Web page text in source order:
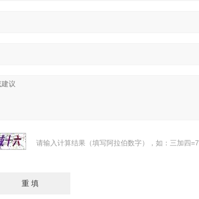
请输入计算结果（填写阿拉伯数字），如：三加四=7